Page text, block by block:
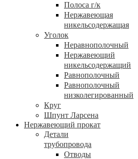
Полоса г/к
Нержавеющая
никельсодержащая
Уголок
Неравнополочный
Нержавеющий
никельсодержащий
Равнополочный
Равнополочный
низколегированный
Круг
Шпунт Ларсена
Нержавеющий прокат
Детали
трубопровода
Отводы